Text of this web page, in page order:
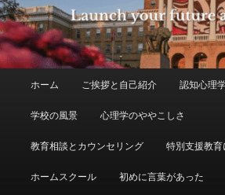
ホーム ご挨拶と自己紹介 認知心理
学校の風景 心理学のややこしさ
教育相談とカウンセリング 特別支援教
ホームスクール 初めに言葉があった